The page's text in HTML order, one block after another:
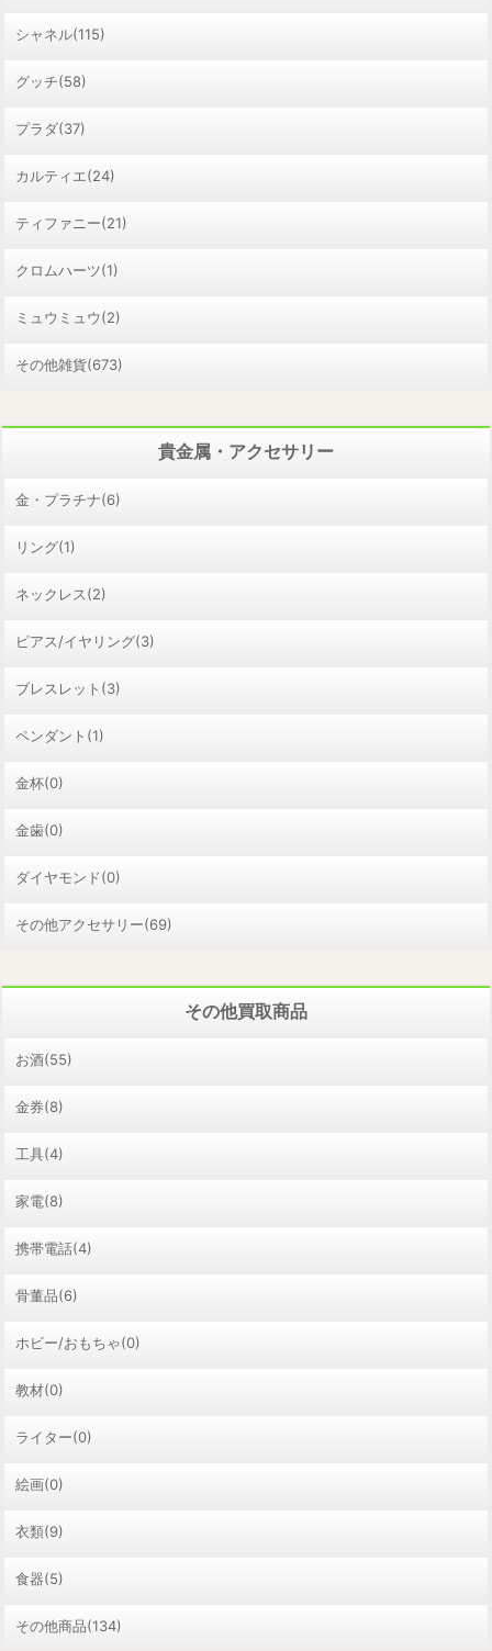
シャネル(115)
グッチ(58)
プラダ(37)
カルティエ(24)
ティファニー(21)
クロムハーツ(1)
ミュウミュウ(2)
その他雑貨(673)
貴金属・アクセサリー
金・プラチナ(6)
リング(1)
ネックレス(2)
ピアス/イヤリング(3)
ブレスレット(3)
ペンダント(1)
金杯(0)
金歯(0)
ダイヤモンド(0)
その他アクセサリー(69)
その他買取商品
お酒(55)
金券(8)
工具(4)
家電(8)
携帯電話(4)
骨董品(6)
ホビー/おもちゃ(0)
教材(0)
ライター(0)
絵画(0)
衣類(9)
食器(5)
その他商品(134)